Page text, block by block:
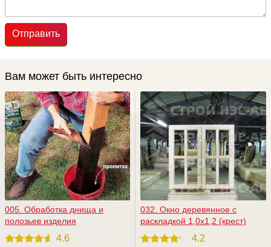
Отправить
Вам может быть интересно
005. Обработка днища и
полозьев изделия
4.6
032. Окно деревянное с
раскладкой 1,0х1,2 (крест)
4.2